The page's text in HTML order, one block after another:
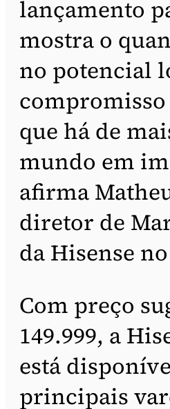
lançamento
mostra o
no potencial
que há de
mundo em
afirma
diretor de
da Hisense
Com preço
149.999, a
está
principais